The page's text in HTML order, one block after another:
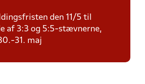
den 11/5 til
af 3:3 og 5:5-stævnerne,
31. maj